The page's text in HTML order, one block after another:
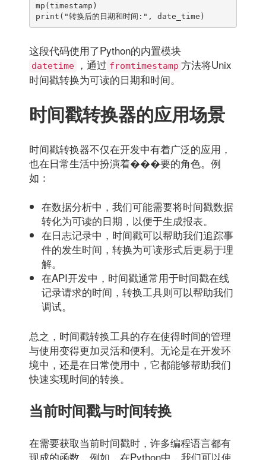
mp(timestamp)
这段代码使用了Python的内置模块
datetime ，通过 fromtimestamp 方法将Unix
时间戳转换为可读的日期和时间。
时间戳转换器的应用场景
时间戳转换器不仅在开发中有着广泛的应用，
也在日常生活中扮演着���要的角色。例
如：
在数据分析中，我们可能需要将时间戳数据
转化为可读的日期，以便于生成报表。
在日志记录中，时间戳可以帮助我们追踪事
件的发生时间，转换为可读形式后更易于理
解。
在API开发中，时间戳通常用于时间戳在线
记录请求的时间，转换工具则可以帮助我们
调试。
总之，时间戳转换工具的存在使得时间的管理
与使用变得更加灵活和便利。无论是在开发环
境中，还是在日常使用中，它都能够帮助我们
快速实现时间的转换。
当前时间戳与时间转换
在需要获取当前时间戳时，许多编程语言都有
现成的函数。例如，在Python中，我们可以使